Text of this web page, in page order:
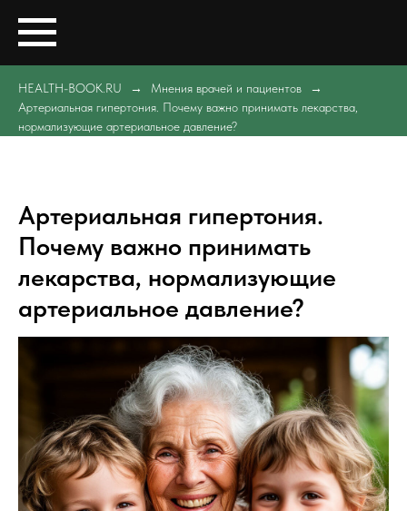
HEALTH-BOOK.RU
Мнения врачей и пациентов
Артериальная гипертония. Почему важно принимать лекарства,
нормализующие артериальное давление?
Артериальная гипертония.
Почему важно принимать
лекарства, нормализующие
артериальное давление?